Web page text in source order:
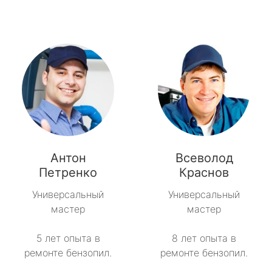
Антон
Петренко
Универсальный
мастер
5 лет опыта в
ремонте бензопил.
Всеволод
Краснов
Универсальный
мастер
8 лет опыта в
ремонте бензопил.